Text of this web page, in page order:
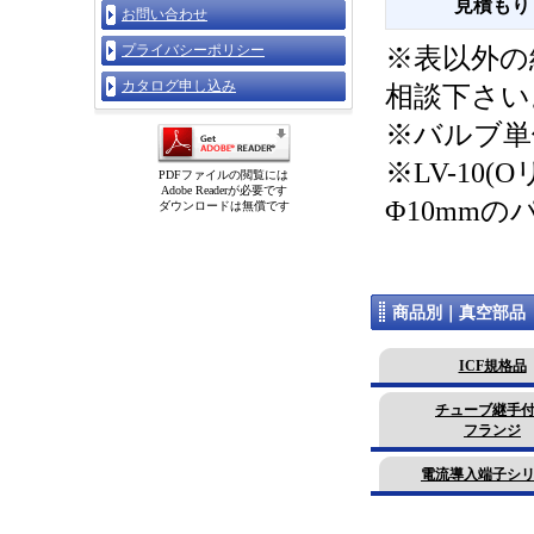
お問い合わせ
プライバシーポリシー
カタログ申し込み
PDFファイルの閲覧には
Adobe Readerが必要です
ダウンロードは無償です
見積もり
※表以外の
相談下さ
※バルブ単
※LV-10(O
Φ10mmの
商品別｜真空部品
ICF規格品
チューブ継手
フランジ
電流導入端子シ